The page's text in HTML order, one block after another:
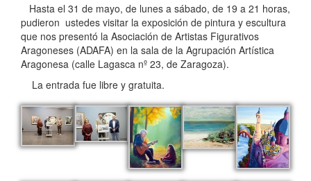
Hasta el 31 de mayo, de lunes a sábado, de 19 a 21 horas,
pudieron ustedes visitar la exposición de pintura y escultura
que nos presentó la Asociación de Artistas Figurativos
Aragoneses (ADAFA) en la sala de la Agrupación Artística
Aragonesa (calle Lagasca nº 23, de Zaragoza).
La entrada fue libre y gratuita.